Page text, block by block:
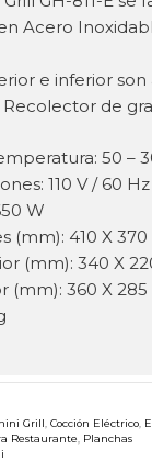
Acero
e inferior son
de
50 –
110 V / 60 Hz
W
(mm): 410 X 370
(mm): 340 X
(mm): 360 X 285
Grill , Cocción Eléctrico,
Restaurante, Planchas